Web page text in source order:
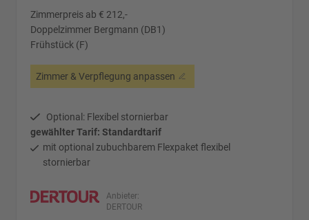
Zimmerpreis ab € 212,-
Doppelzimmer Bergmann (DB1)
Frühstück (F)
Zimmer & Verpflegung anpassen
Optional: Flexibel stornierbar
gewählter Tarif: Standardtarif
mit optional zubuchbarem Flexpaket flexibel
stornierbar
Anbieter:
DERTOUR